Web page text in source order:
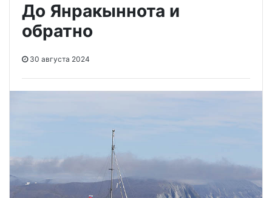
До Янракыннота и
обратно
30 августа 2024